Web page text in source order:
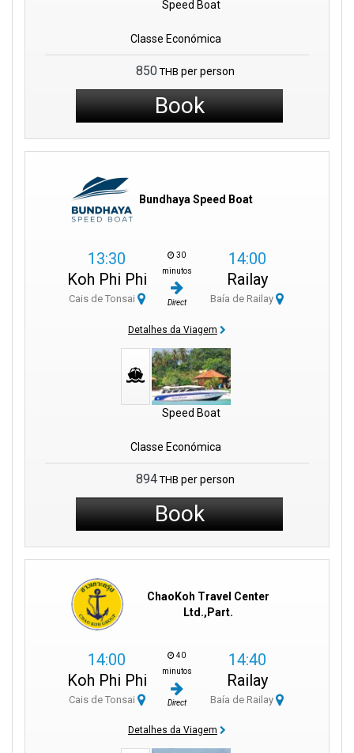
Speed Boat
Classe Económica
850 THB per person
Book
Bundhaya Speed Boat
13:30
Koh Phi Phi
Cais de Tonsai
30
minutos
Direct
14:00
Railay
Baía de Railay
Detalhes da Viagem
Speed Boat
Classe Económica
894 THB per person
Book
ChaoKoh Travel Center
Ltd.,Part.
14:00
Koh Phi Phi
Cais de Tonsai
40
minutos
Direct
14:40
Railay
Baía de Railay
Detalhes da Viagem